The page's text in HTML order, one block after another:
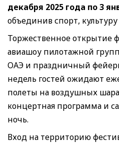
декабря 2025 года по 3
объединив спорт,
Торжественное открытие
авиашоу пилотажной
ОАЭ и праздничный
недель гостей ожидают
полеты на воздушных
концертная программа и
ночь.
Вход на территорию